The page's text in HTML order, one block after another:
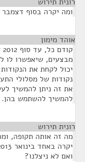
ומה יקרה בסוף דצמבר 2012?
אוהד מימון
מבצעים, שיאפשרו לו
יכול לקחת את
נקודות של מסלולי
את זה ניתן להמשיך
להמשיך להשתמש בהן.
רונית תירוש
מה זה אותה תקופה,
ואם לא ניצלנו?